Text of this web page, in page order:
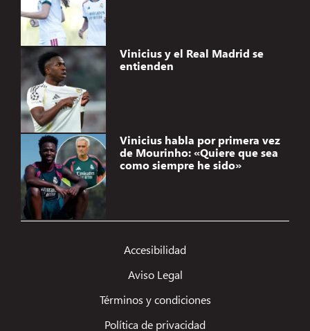
Vinicius y el Real Madrid se
entienden
Vinicius habla por primera vez
de Mourinho: «Quiere que sea
como siempre he sido»
Accesibilidad
Aviso Legal
Términos y condiciones
Política de privacidad